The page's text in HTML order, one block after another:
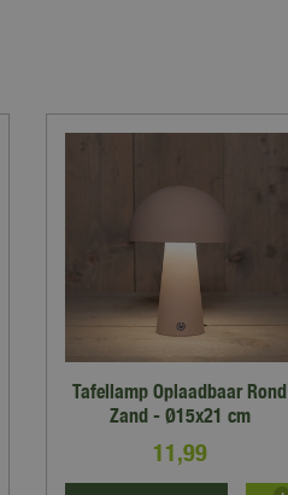
Tafellamp Oplaadbaar Rond
Zand - Ø15x21 cm
11,99